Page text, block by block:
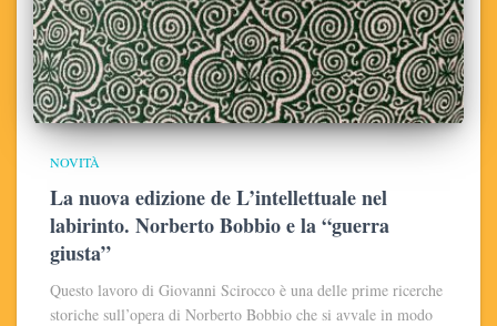
NOVITÀ
La nuova edizione de L’intellettuale nel
labirinto. Norberto Bobbio e la “guerra
giusta”
Questo lavoro di Giovanni Scirocco è una delle prime ricerche
storiche sull’opera di Norberto Bobbio che si avvale in modo